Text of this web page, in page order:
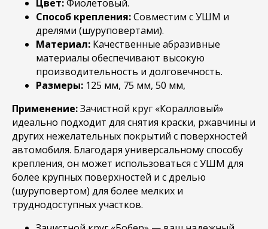
Цвет:Фиолетовый.
Способ крепления:Совместим с УШМ и
дрелями (шуруповертами).
Материал: Качественные абразивные
материалы обеспечивают высокую
производительность и долговечность.
Размеры: 125 мм, 75 мм, 50 мм,
Применение:Зачистной круг «Коралловый»
идеально подходит для снятия краски, ржавчины и
других нежелательных покрытий с поверхностей
автомобиля. Благодаря универсальному способу
крепления, он может использоваться с УШМ для
более крупных поверхностей и с дрелью
(шуруповертом) для более мелких и
труднодоступных участков.